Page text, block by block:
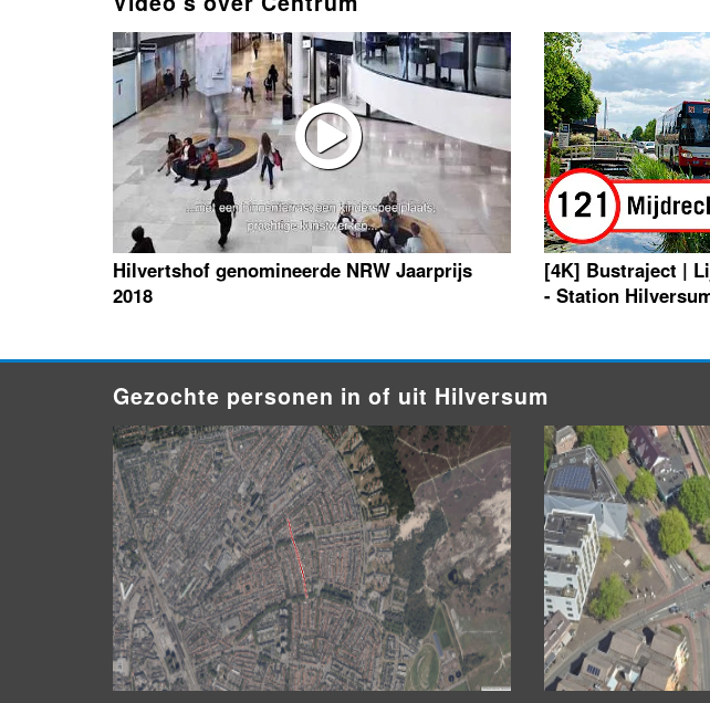
Hilvertshof genomineerde NRW Jaarprijs
2018
[4K] Bustraject |
- Station
Gezochte personen in of uit Hilversum